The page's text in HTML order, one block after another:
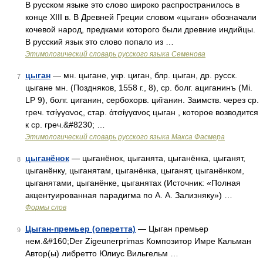
В русском языке это слово широко распространилось в
конце XIII в. В Древней Греции словом «цыган» обозначали
кочевой народ, предками которого были древние индийцы.
В русский язык это слово попало из …
Этимологический словарь русского языка Семенова
7 цыган — мн. цыгане, укр. циган, блр. цыган, др. русск.
цыгане мн. (Поздняков, 1558 г., 8), ср. болг. ациганинъ (Мi.
LР 9), болг. циганин, сербохорв. ци̏ганин. Заимств. через ср.
греч. τσίγγανος, стар. ἀτσίγγανος цыган , которое возводится
к ср. греч.&#8230; …
Этимологический словарь русского языка Макса Фасмера
8 цыганёнок — цыганёнок, цыганята, цыганёнка, цыганят,
цыганёнку, цыганятам, цыганёнка, цыганят, цыганёнком,
цыганятами, цыганёнке, цыганятах (Источник: «Полная
акцентуированная парадигма по А. А. Зализняку») …
Формы слов
9 Цыган-премьер (оперетта) — Цыган премьер
нем.&#160;Der Zigeunerprimas Композитор Имре Кальман
Автор(ы) либретто Юлиус Вильгельм …